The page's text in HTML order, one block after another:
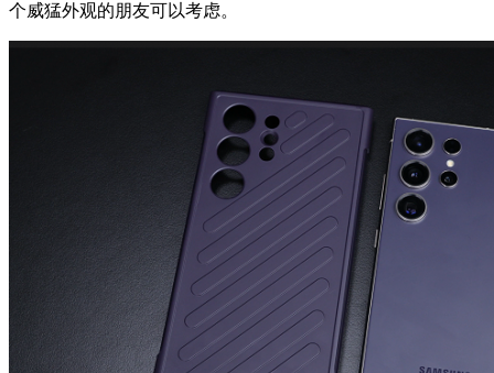
个威猛外观的朋友可以考虑。